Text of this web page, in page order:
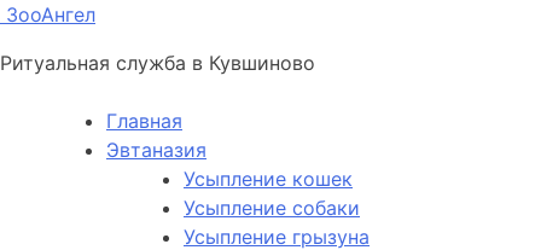
ЗооАнгел
Ритуальная служба в Кувшиново
Главная
Эвтаназия
Усыпление кошек
Усыпление собаки
Усыпление грызуна